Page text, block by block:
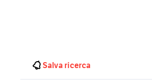
Salva ricerca